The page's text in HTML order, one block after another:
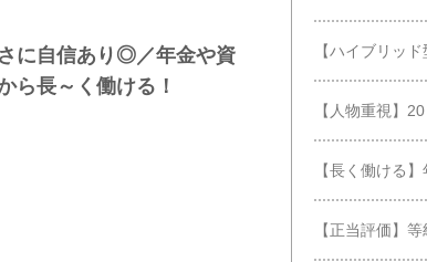
に自信あり◎／年金や資
ら長～く働ける！
【ハイブリッ
【人物重視】
【長く働ける
【正当評価】